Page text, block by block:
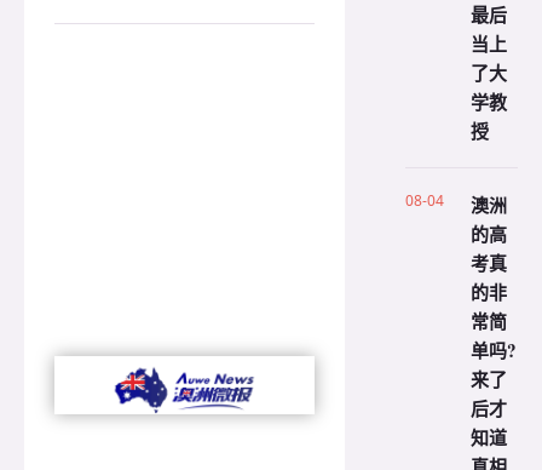
最后
当上
了大
学教
授
08-04
澳洲
的高
考真
的非
常简
单吗?
来了
后才
知道